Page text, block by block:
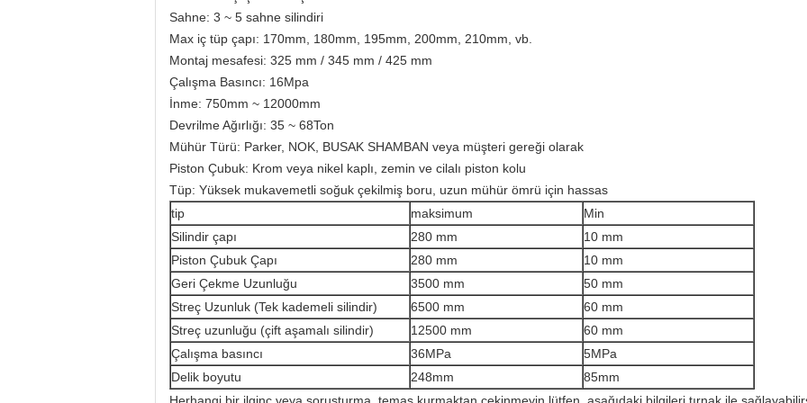
Sahne: 3 ~ 5 sahne silindiri
Max iç tüp çapı: 170mm, 180mm, 195mm, 200mm, 210mm, vb.
Montaj mesafesi: 325 mm / 345 mm / 425 mm
Çalışma Basıncı: 16Mpa
İnme: 750mm ~ 12000mm
Devrilme Ağırlığı: 35 ~ 68Ton
Mühür Türü: Parker, NOK, BUSAK SHAMBAN veya müşteri gereği olarak
Piston Çubuk: Krom veya nikel kaplı, zemin ve cilalı piston kolu
Tüp: Yüksek mukavemetli soğuk çekilmiş boru, uzun mühür ömrü için hassas
tip
maksimum
Min
Silindir çapı
280 mm
10 mm
Piston Çubuk Çapı
280 mm
10 mm
Geri Çekme Uzunluğu
3500 mm
50 mm
Streç Uzunluk (Tek kademeli silindir)
6500 mm
60 mm
Streç uzunluğu (çift aşamalı silindir)
12500 mm
60 mm
Çalışma basıncı
36MPa
5MPa
Delik boyutu
248mm
85mm